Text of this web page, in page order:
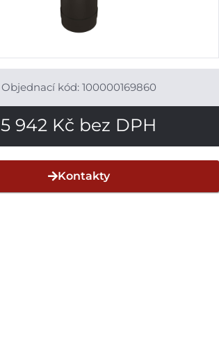
Objednací kód: 100000169860
5 942 Kč bez DPH
Kontakty